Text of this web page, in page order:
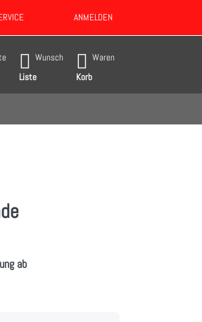
ANMELDEN
um alle Ergebnisse aufzurufen.
Wunsch
Liste
Waren
Korb
ab